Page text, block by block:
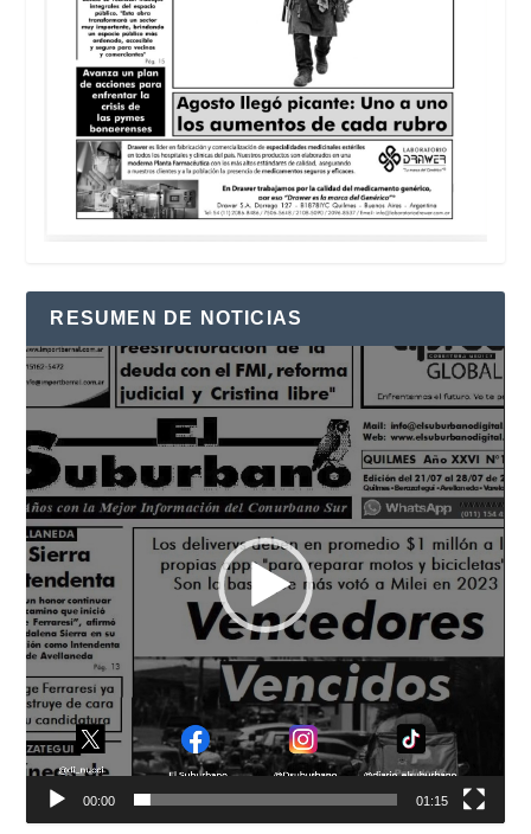
RESUMEN DE NOTICIAS
Reproductor
de
vídeo
00:00 01:15